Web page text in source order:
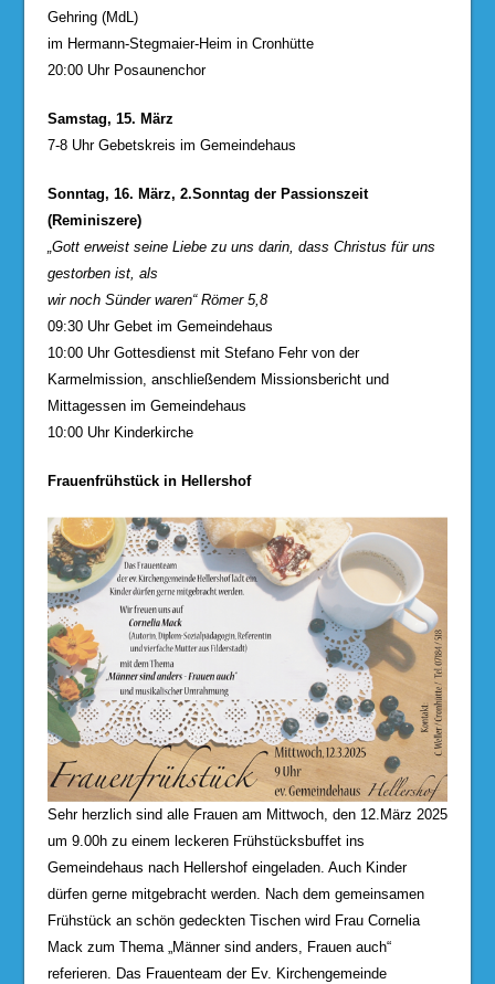
Gehring (MdL)
im Hermann-Stegmaier-Heim in Cronhütte
20:00 Uhr Posaunenchor
Samstag, 15. März
7-8 Uhr Gebetskreis im Gemeindehaus
Sonntag, 16. März, 2.Sonntag der Passionszeit
(Reminiszere)
„Gott erweist seine Liebe zu uns darin, dass Christus für uns
gestorben ist, als
wir noch Sünder waren“ Römer 5,8
09:30 Uhr Gebet im Gemeindehaus
10:00 Uhr Gottesdienst mit Stefano Fehr von der
Karmelmission, anschließendem Missionsbericht und
Mittagessen im Gemeindehaus
10:00 Uhr Kinderkirche
Frauenfrühstück in Hellershof
Sehr herzlich sind alle Frauen am Mittwoch, den 12.März 2025
um 9.00h zu einem leckeren Frühstücksbuffet ins
Gemeindehaus nach Hellershof eingeladen. Auch Kinder
dürfen gerne mitgebracht werden. Nach dem gemeinsamen
Frühstück an schön gedeckten Tischen wird Frau Cornelia
Mack zum Thema „Männer sind anders, Frauen auch“
referieren. Das Frauenteam der Ev. Kirchengemeinde